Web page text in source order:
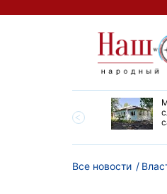
Все новости